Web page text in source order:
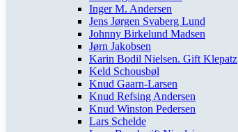
Inger M. Andersen
Jens Jørgen Svaberg Lund
Johnny Birkelund Madsen
Jørn Jakobsen
Karin Bodil Nielsen. Gift Klepatz
Keld Schousbøl
Knud Gaarn-Larsen
Knud Refsing Andersen
Knud Winston Pedersen
Lars Schelde